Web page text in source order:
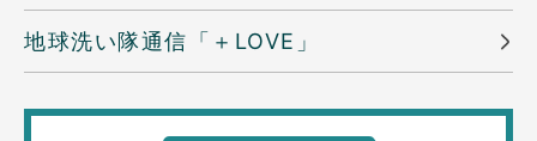
地球洗い隊通信「＋LOVE」